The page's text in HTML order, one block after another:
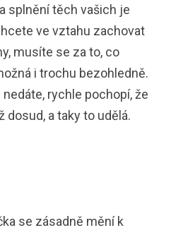
splnění těch vašich je
ve vztahu zachovat
musíte se za to, co
i trochu bezohledně.
rychle pochopí, že
dosud, a taky to udělá.
se zásadně mění k